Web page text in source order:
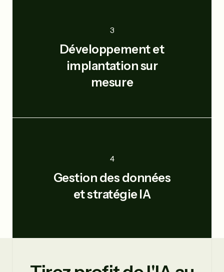
3
Développement et
implantation sur
mesure
4
Gestion des données
et stratégie IA